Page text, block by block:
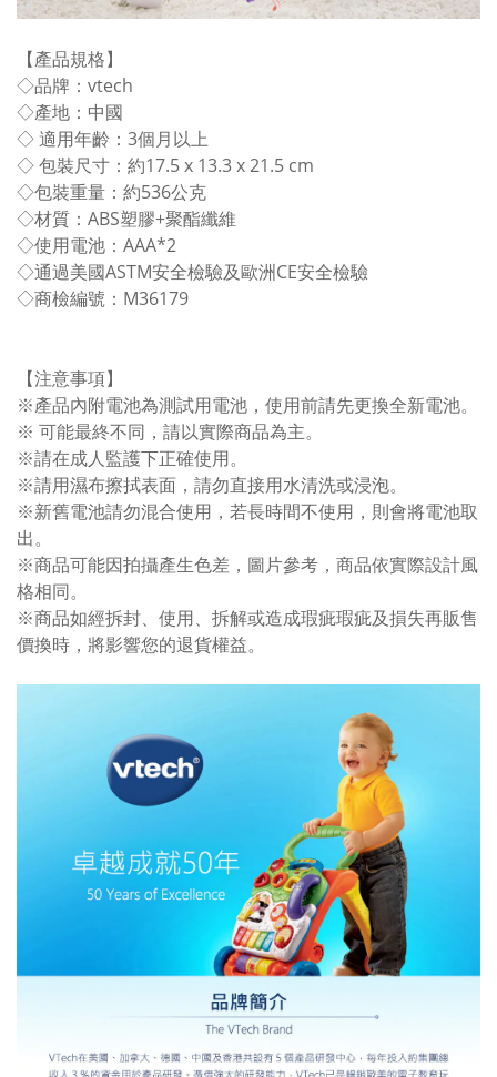
【產品規格】
◇品牌：vtech
◇產地：中國
◇ 適用年齡：3個月以上
◇ 包裝尺寸：約17.5 x 13.3 x 21.5 cm
◇包裝重量：約536公克
◇材質：ABS塑膠+聚酯纖維
◇使用電池：AAA*2
◇通過美國ASTM安全檢驗及歐洲CE安全檢驗
◇商檢編號：M36179
【注意事項】
※產品內附電池為測試用電池，使用前請先更換全新電池。
※ 可能最終不同，請以實際商品為主。
※請在成人監護下正確使用。
※請用濕布擦拭表面，請勿直接用水清洗或浸泡。
※新舊電池請勿混合使用，若長時間不使用，則會將電池取
出。
※商品可能因拍攝產生色差，圖片參考，商品依實際設計風
格相同。
※商品如經拆封、使用、拆解或造成瑕疵瑕疵及損失再販售
價換時，將影響您的退貨權益。